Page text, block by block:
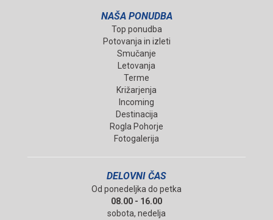
NAŠA PONUDBA
Top ponudba
Potovanja in izleti
Smučanje
Letovanja
Terme
Križarjenja
Incoming
Destinacija
Rogla Pohorje
Fotogalerija
DELOVNI ČAS
Od ponedeljka do petka
08.00 - 16.00
sobota, nedelja